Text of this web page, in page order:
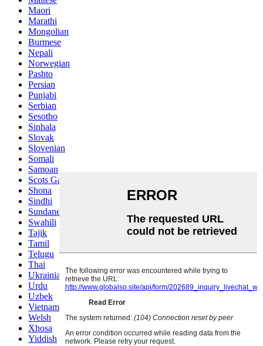
Maori
Marathi
Mongolian
Burmese
Nepali
Norwegian
Pashto
Persian
Punjabi
Serbian
Sesotho
Sinhala
Slovak
Slovenian
Somali
Samoan
Scots Gaelic
Shona
Sindhi
Sundanese
Swahili
Tajik
Tamil
Telugu
Thai
Ukrainian
Urdu
Uzbek
Vietnamese
Welsh
Xhosa
Yiddish